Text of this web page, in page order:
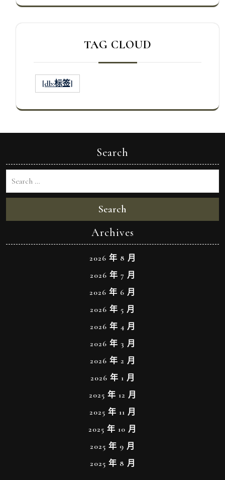
TAG CLOUD
[db:标签]
Search
Search
Archives
2026 年 8 月
2026 年 7 月
2026 年 6 月
2026 年 5 月
2026 年 4 月
2026 年 3 月
2026 年 2 月
2026 年 1 月
2025 年 12 月
2025 年 11 月
2025 年 10 月
2025 年 9 月
2025 年 8 月